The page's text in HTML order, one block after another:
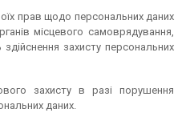
прав щодо персональних даних
місцевого самоврядування,
захисту персональних
захисту в разі порушення
даних.